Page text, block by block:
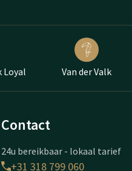
Loyal Van der Valk
Contact
24u bereikbaar - lokaal tarief
+31 318 799 060